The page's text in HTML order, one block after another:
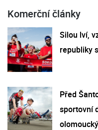
Komerční články
Silou lví,
republiky
Před
sportovní